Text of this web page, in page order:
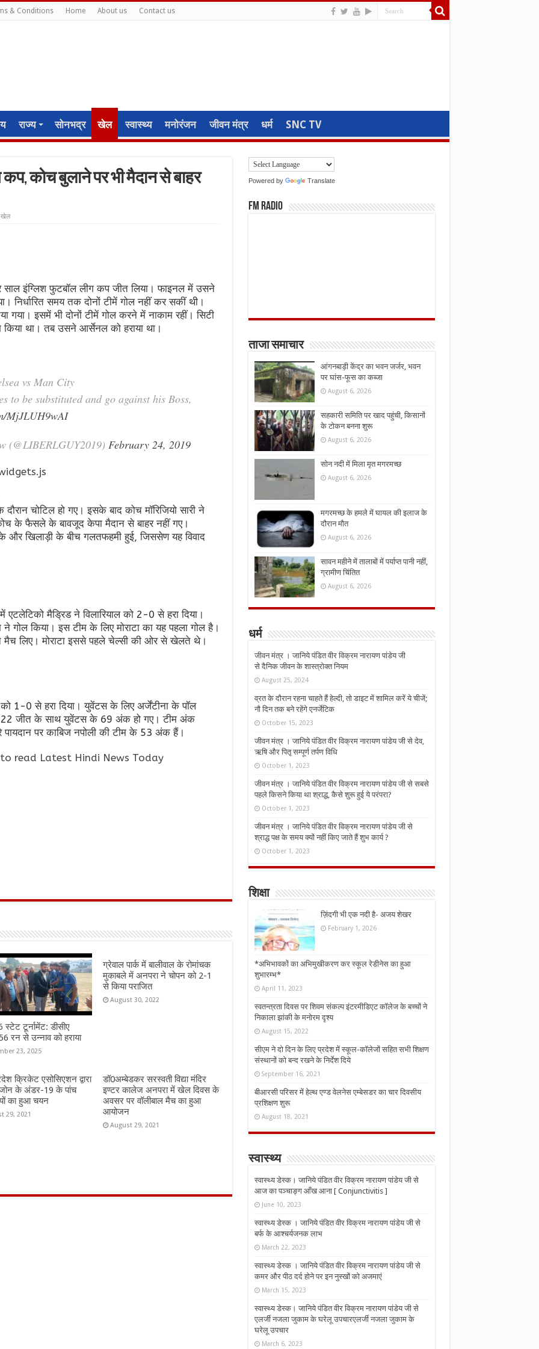
& Conditions Home About us Contact us
राज्य सोनभद्र खेल स्वास्थ्य मनोरंजन जीवन मंत्र धर्म SNC TV
कोच बुलाने पर भी मैदान से बाहर
खेल
साल इंग्लिश फुटबॉल लीग कप जीत लिया। फाइनल में उसने
समय तक दोनों टीमें गोल नहीं कर सकीं थी।
गया। इसमें भी दोनों टीमें गोल करने में नाकाम रहीं। सिटी
था। तब उसने आर्सेनल को हराया था।
vs Man City
to be substituted and go against his Boss,
MjJLUH9wAI
(@LIBERLGUY2019) February 24, 2019
चोटिल हो गए। इसके बाद कोच मॉरिजियो सारी ने
के फैसले के बावजूद केपा मैदान से बाहर नहीं गए।
और खिलाड़ी के बीच गलतफहमी हुई, जिससेण यह विवाद
एटलेटिको मैड्रिड ने विलारियाल को 2-0 से हरा दिया।
ने गोल किया। इस टीम के लिए मोराटा का यह पहला गोल है।
मैच लिए। मोराटा इससे पहले चेल्सी की ओर से खेलते थे।
1-0 से हरा दिया। युवेंटस के लिए अर्जेंटीना के पॉल
22 जीत के साथ युवेंटस के 69 अंक हो गए। टीम अंक
पायदान पर काबिज नपोली की टीम के 53 अंक हैं।
read Latest Hindi News Today
टूर्नामेंट: डीसीए
रन से उन्नाव को हराया
23, 2025
ग्रेवाल पार्क में बालीवाल के रोमांचक
मुकाबले में अनपरा ने चोपन को 2-1
से किया पराजित
August 30, 2022
क्रिकेट एसोसिएशन द्वारा
के अंडर-19 के पांच
का हुआ चयन
29, 2021
डॉ0अम्बेडकर सरस्वती विद्या मंदिर
इण्टर कालेज अनपरा में खेल दिवस के
अवसर पर वॉलीबाल मैच का हुआ
आयोजन
August 29, 2021
Powered by Translate
FM Radio
ताजा समाचार
आंगनबाड़ी केंद्र का भवन जर्जर, भवन
पर घांस-फूस का कब्जा
August 6, 2026
सहकारी समिति पर खाद पहुंची, किसानों
के टोकन बनना शुरू
August 6, 2026
सोन नदी में मिला मृत मगरमच्छ
August 6, 2026
मगरमच्छ के हमले में घायल की इलाज के
दौरान मौत
August 6, 2026
सावन महीने में तालाबों में पर्याप्त पानी नहीं,
ग्रामीण चिंतित
August 6, 2026
धर्म
जीवन मंत्र । जानिये पंडित वीर विक्रम नारायण पांडेय जी
से दैनिक जीवन के शास्त्रोक्त नियम
August 25, 2024
व्रत के दौरान रहना चाहते हैं हेल्दी, तो डाइट में शामिल करें ये चीजें;
नौ दिन तक बने रहेंगे एनर्जेटिक
October 15, 2023
जीवन मंत्र । जानिये पंडित वीर विक्रम नारायण पांडेय जी से देव,
ऋषि और पितृ सम्पूर्ण तर्पण विधि
October 1, 2023
जीवन मंत्र । जानिये पंडित वीर विक्रम नारायण पांडेय जी से सबसे
पहले किसने किया था श्राद्ध, कैसे शुरू हुई ये परंपरा?
October 1, 2023
जीवन मंत्र । जानिये पंडित वीर विक्रम नारायण पांडेय जी से
श्राद्ध पक्ष के समय क्यों नहीं किए जाते हैं शुभ कार्य ?
October 1, 2023
शिक्षा
ज़िंदगी भी एक नदी है- अजय शेखर
February 1, 2026
*अभिभावकों का अभिमुखीकरण कर स्कूल रेडीनेस का हुआ
शुभारम्भ*
April 11, 2023
स्वतन्त्रता दिवस पर शिवम संकल्प इंटरमीडिएट कॉलेज के बच्चों ने
निकाला झांकी के मनोरम दृश्य
August 15, 2022
सीएम ने दो दिन के लिए प्रदेश में स्कूल-कॉलेजों सहित सभी शिक्षण
संस्थानों को बन्द रखने के निर्देश दिये
September 16, 2021
बीआरसी परिसर में हेल्थ एण्ड वेलनेस एम्बेसडर का चार दिवसीय
प्रशिक्षण शुरू
August 18, 2021
स्वास्थ्य
स्वास्थ्य डेस्क। जानिये पंडित वीर विक्रम नारायण पांडेय जी से
आज का पञ्चाङ्ग आँख आना [ Conjunctivitis ]
June 10, 2023
स्वास्थ्य डेस्क । जानिये पंडित वीर विक्रम नारायण पांडेय जी से
बर्फ के आश्चर्यजनक लाभ
March 22, 2023
स्वास्थ्य डेस्क । जानिये पंडित वीर विक्रम नारायण पांडेय जी से
कमर और पीठ दर्द होने पर इन नुस्‍खों को अजमाएं
March 15, 2023
स्वास्थ्य डेस्क। जानिये पंडित वीर विक्रम नारायण पांडेय जी से
एलर्जी नजला जुकाम के घरेलू उपचारएलर्जी नजला जुकाम के
घरेलू उपचार
March 6, 2023